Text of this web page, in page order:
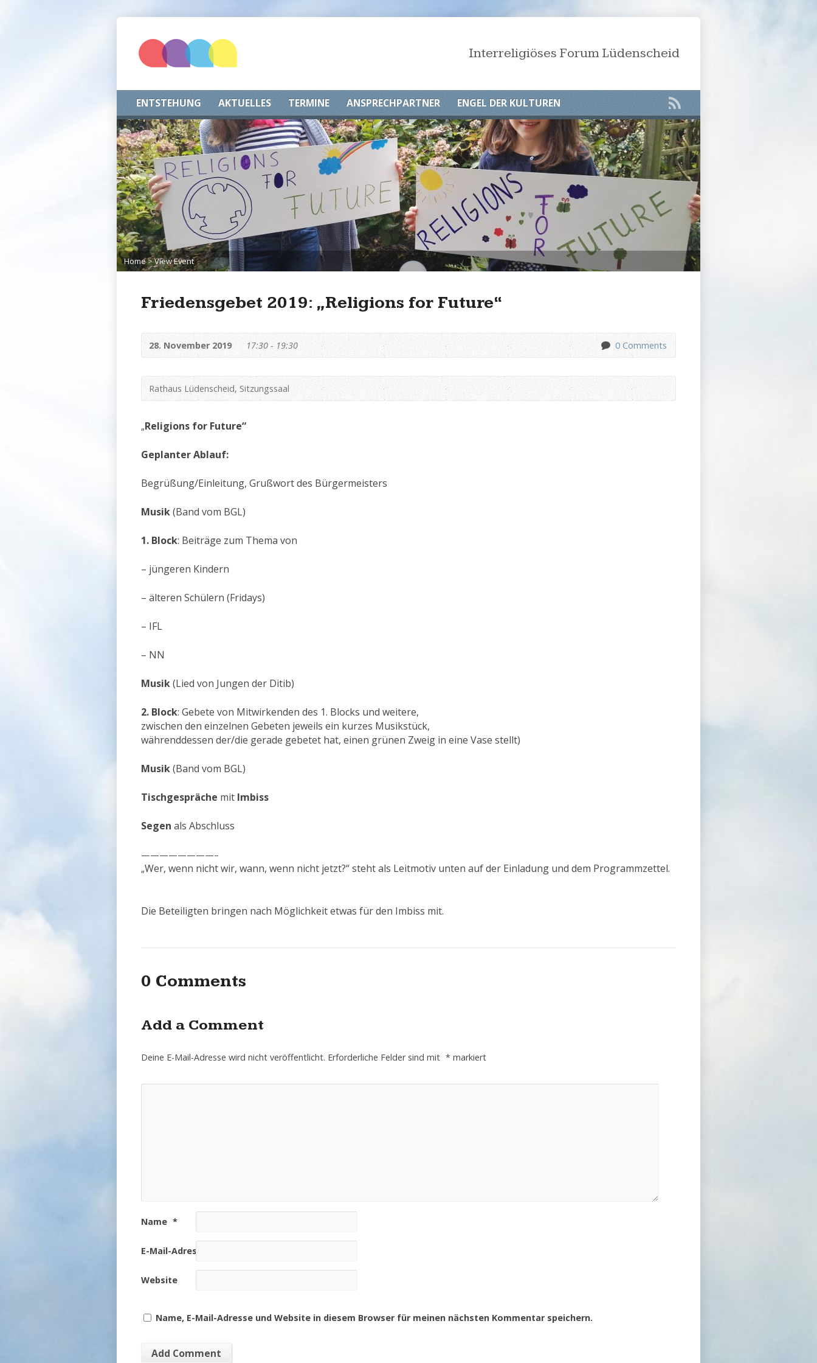
Interreligiöses Forum Lüdenscheid
ENTSTEHUNG AKTUELLES TERMINE ANSPRECHPARTNER ENGEL DER KULTUREN
Home>View Event
Friedensgebet 2019: „Religions for Future“
28. November 2019 17:30 - 19:30 0 Comments
Rathaus Lüdenscheid, Sitzungssaal
„Religions for Future“
Geplanter Ablauf:
Begrüßung/Einleitung, Grußwort des Bürgermeisters
Musik(Band vom BGL)
1. Block: Beiträge zum Thema von
– jüngeren Kindern
– älteren Schülern (Fridays)
– IFL
– NN
Musik(Lied von Jungen der Ditib)
2. Block: Gebete von Mitwirkenden des 1. Blocks und weitere,
zwischen den einzelnen Gebeten jeweils ein kurzes Musikstück,
währenddessen der/die gerade gebetet hat, einen grünen Zweig in eine Vase stellt)
Musik(Band vom BGL)
Tischgespräche mit Imbiss
Segen als Abschluss
————————–
„Wer, wenn nicht wir, wann, wenn nicht jetzt?“ steht als Leitmotiv unten auf der Einladung und dem Programmzettel.
Die Beteiligten bringen nach Möglichkeit etwas für den Imbiss mit.
0 Comments
Add a Comment
Deine E-Mail-Adresse wird nicht veröffentlicht. Erforderliche Felder sind mit * markiert
Name *
E-Mail-Adresse
Website
Name, E-Mail-Adresse und Website in diesem Browser für meinen nächsten Kommentar speichern.